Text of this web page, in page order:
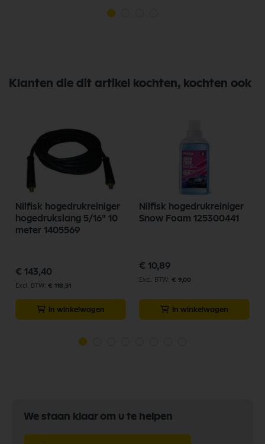
Klanten die dit artikel kochten, kochten ook
Nilfisk hogedrukreiniger
hogedrukslang 5/16" 10
meter 1405569
€ 143,40
€ 118,51
In winkelwagen
Nilfisk hogedrukreiniger
Snow Foam 125300441
€ 10,89
€ 9,00
In winkelwagen
We staan klaar om u te helpen